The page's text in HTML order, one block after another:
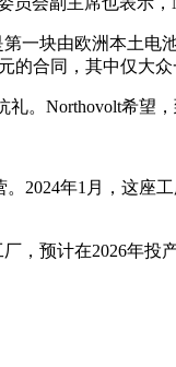
一块由欧洲本土
合同，其中仅大
。Northovolt希望，
2024年1月，这座
预计在2026年投